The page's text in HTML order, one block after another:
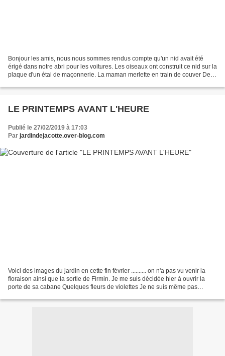
Bonjour les amis, nous nous sommes rendus compte qu'un nid avait été
érigé dans notre abri pour les voitures. Les oiseaux ont construit ce nid sur la
plaque d'un étai de maçonnerie. La maman merlette en train de couver Des
LE PRINTEMPS AVANT L'HEURE
Publié le 27/02/2019 à 17:03
Par jardindejacotte.over-blog.com
Voici des images du jardin en cette fin février .......... on n'a pas vu venir la
floraison ainsi que la sortie de Firmin. Je me suis décidée hier à ouvrir la
porte de sa cabane Quelques fleurs de violettes Je ne suis même pas